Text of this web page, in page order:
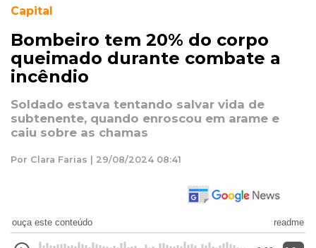
Capital
Bombeiro tem 20% do corpo
queimado durante combate a
incêndio
Soldado estava tentando salvar vida de
subtenente, quando enroscou em arame e
caiu sobre as chamas
Por Clara Farias | 29/08/2024 08:41
ouça este conteúdo readme